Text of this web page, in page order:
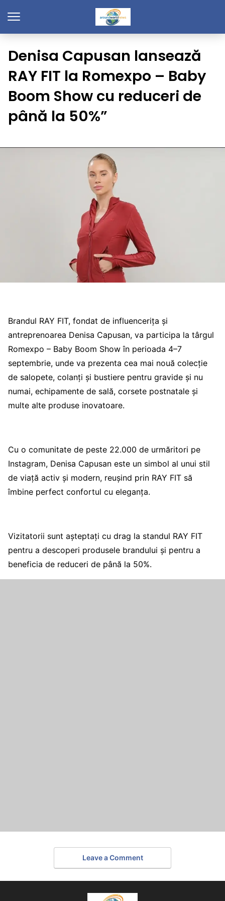
Denisa Capusan lansează
RAY FIT la Romexpo – Baby
Boom Show cu reduceri de
până la 50%”
Brandul RAY FIT, fondat de influencerița și
antreprenoarea Denisa Capusan, va participa la târgul
Romexpo – Baby Boom Show în perioada 4–7
septembrie, unde va prezenta cea mai nouă colecție
de salopete, colanți și bustiere pentru gravide și nu
numai, echipamente de sală, corsete postnatale și
multe alte produse inovatoare.
Cu o comunitate de peste 22.000 de urmăritori pe
Instagram, Denisa Capusan este un simbol al unui stil
de viață activ și modern, reușind prin RAY FIT să
îmbine perfect confortul cu eleganța.
Vizitatorii sunt așteptați cu drag la standul RAY FIT
pentru a descoperi produsele brandului și pentru a
beneficia de reduceri de până la 50%.
Leave a Comment